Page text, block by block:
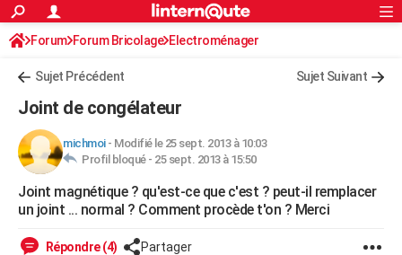
ACTUALITÉS
Politique
Société
Faits Divers
Education
Monde
Villes
+
FINANCE
Retraite
Impôts
Epargne
Immobilier
Risques naturels par ville
Banque
Assurance
Crédit
AUTO
Essais
Réserver un essai
Citadines
Berlines
SUV
Forum auto
+HIGH-TECH
Mobiles
Meilleur smartphone
Internet
Ordinateurs
Jeux vidéo
Guide high-tech
BRICOLAGE
S'inscrire
Connexion
Forum Forum Bricolage Electroménager
Sujet Précédent Sujet Suivant
Joint de congélateur
michmoi- Modifié le 25 sept. 2013 à 10:03
Profil bloqué - 25 sept. 2013 à 15:50
Joint magnétique ? qu'est-ce que c'est ? peut-il remplacer
un joint ... normal ? Comment procède t'on ? Merci
Répondre (4) Partager